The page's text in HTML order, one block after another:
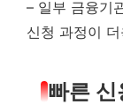
– 일부 금융기
신청 과정이
빠른